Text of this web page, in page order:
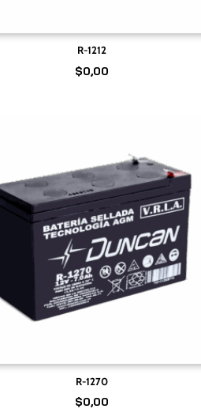
R-1212
$0,00
R-1270
$0,00